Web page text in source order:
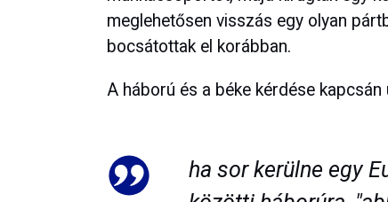
meglehetősen visszás egy olyan
bocsátottak el korábban.
A háború és a béke kérdése kapcsán
ha sor kerülne egy